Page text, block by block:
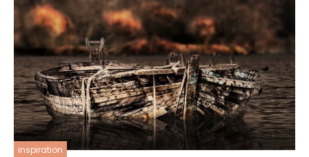
inspiration